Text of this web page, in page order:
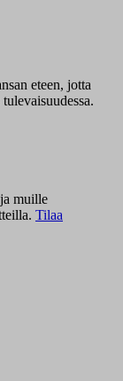
eteen, jotta
muille
Tilaa